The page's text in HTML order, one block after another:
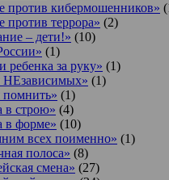
против кибермошенников»
против террора» (2)
– дети!» (10)
(1)
ребенка за руку» (1)
НЕзависимых» (1)
помнить» (1)
в строю» (4)
в форме» (10)
всех поименно» (1)
полоса» (8)
смена» (27)